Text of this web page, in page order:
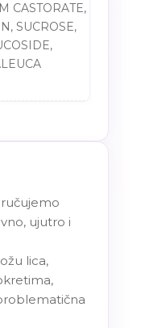
CASTORATE,
SUCROSE,
ujutro i
lica,